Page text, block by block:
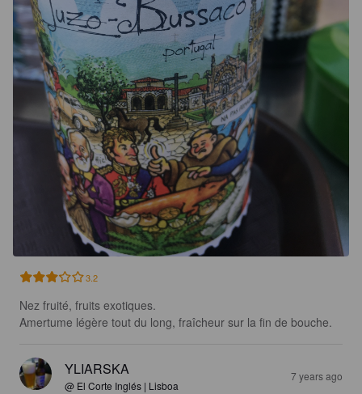
3.2
Nez fruité, fruits exotiques.
Amertume légère tout du long, fraîcheur sur la fin de bouche.
YLIARSKA
@ El Corte Inglés | Lisboa
7 years ago